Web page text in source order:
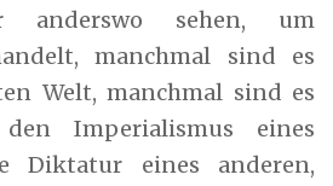
anderswo sehen, um
manchmal sind es
Welt, manchmal sind es
Imperialismus eines
Diktatur eines anderen,